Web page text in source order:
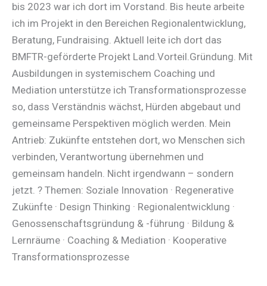
bis 2023 war ich dort im Vorstand. Bis heute arbeite
ich im Projekt in den Bereichen Regionalentwicklung,
Beratung, Fundraising. Aktuell leite ich dort das
BMFTR-geförderte Projekt Land.Vorteil.Gründung. Mit
Ausbildungen in systemischem Coaching und
Mediation unterstütze ich Transformationsprozesse
so, dass Verständnis wächst, Hürden abgebaut und
gemeinsame Perspektiven möglich werden. Mein
Antrieb: Zukünfte entstehen dort, wo Menschen sich
verbinden, Verantwortung übernehmen und
gemeinsam handeln. Nicht irgendwann – sondern
jetzt. ? Themen: Soziale Innovation · Regenerative
Zukünfte · Design Thinking · Regionalentwicklung ·
Genossenschaftsgründung & -führung · Bildung &
Lernräume · Coaching & Mediation · Kooperative
Transformationsprozesse